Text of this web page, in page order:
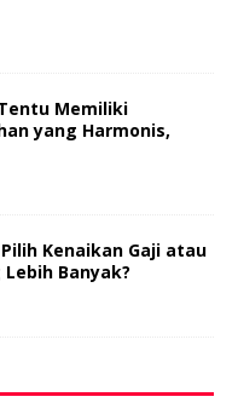
Memiliki
yang Harmonis,
Kenaikan Gaji atau
Banyak?